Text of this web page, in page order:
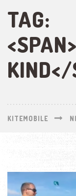
TAG:
KIND</
KITEMOBILE